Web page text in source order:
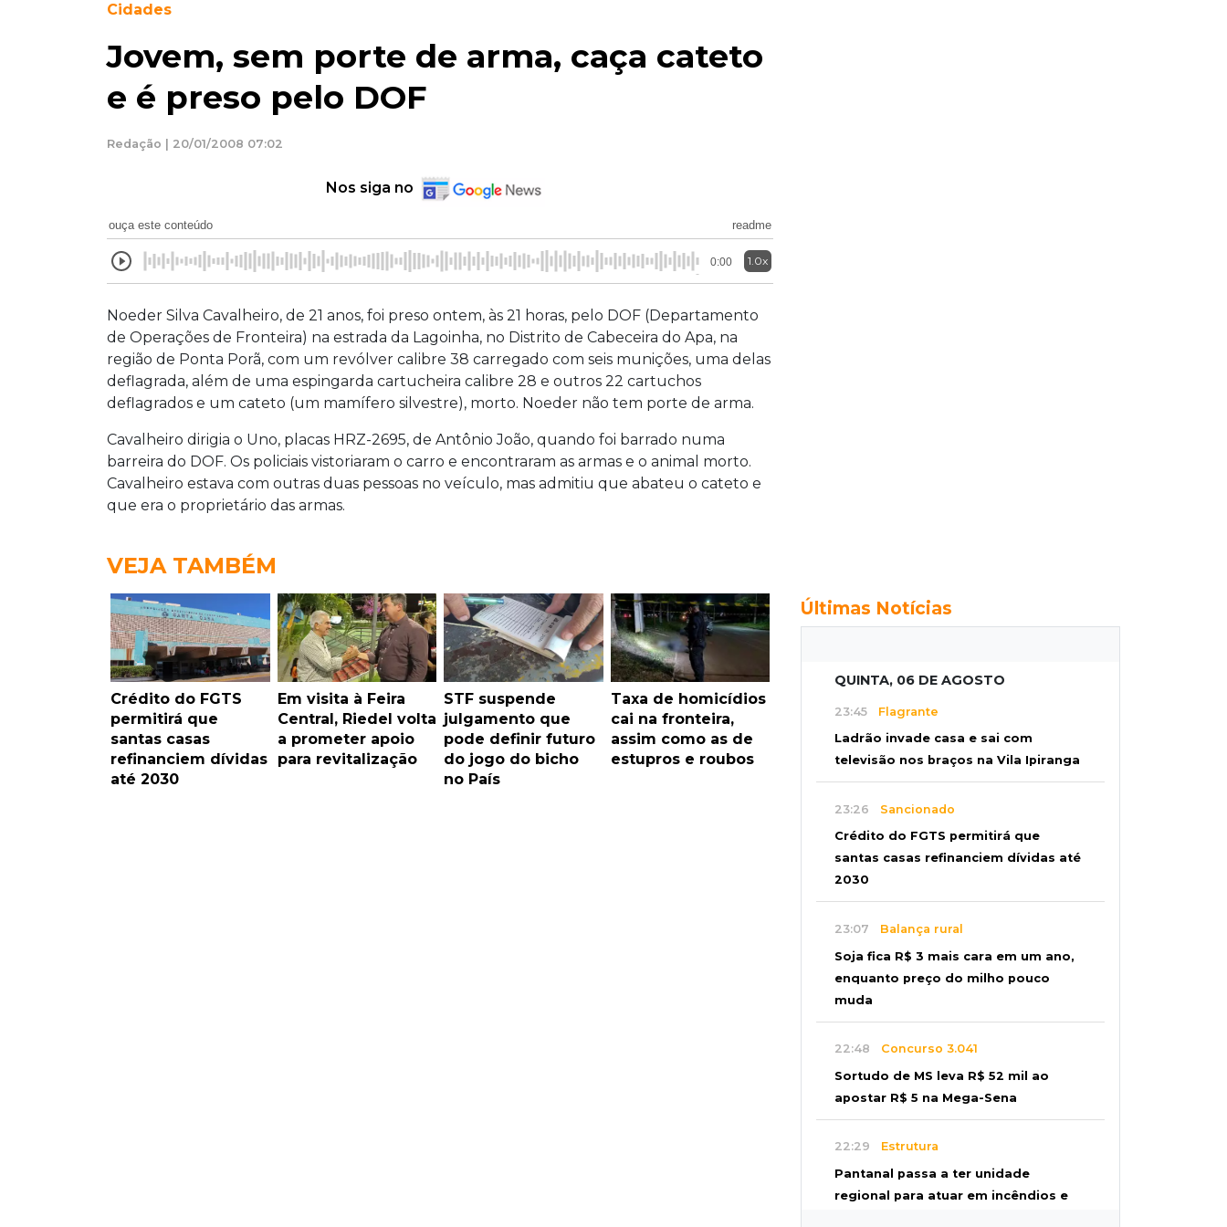
Cidades
Jovem, sem porte de arma, caça cateto
e é preso pelo DOF
Redação | 20/01/2008 07:02
Nos siga no
ouça este conteúdo readme
0:00 1.0x
Noeder Silva Cavalheiro, de 21 anos, foi preso ontem, às 21 horas, pelo DOF (Departamento
de Operações de Fronteira) na estrada da Lagoinha, no Distrito de Cabeceira do Apa, na
região de Ponta Porã, com um revólver calibre 38 carregado com seis munições, uma delas
deflagrada, além de uma espingarda cartucheira calibre 28 e outros 22 cartuchos
deflagrados e um cateto (um mamífero silvestre), morto. Noeder não tem porte de arma.
Cavalheiro dirigia o Uno, placas HRZ-2695, de Antônio João, quando foi barrado numa
barreira do DOF. Os policiais vistoriaram o carro e encontraram as armas e o animal morto.
Cavalheiro estava com outras duas pessoas no veículo, mas admitiu que abateu o cateto e
que era o proprietário das armas.
VEJA TAMBÉM
Crédito do FGTS
permitirá que
santas casas
refinanciem dívidas
até 2030
Em visita à Feira
Central, Riedel volta
a prometer apoio
para revitalização
STF suspende
julgamento que
pode definir futuro
do jogo do bicho
no País
Taxa de homicídios
cai na fronteira,
assim como as de
estupros e roubos
Últimas Notícias
QUINTA, 06 DE AGOSTO
23:45 Flagrante
Ladrão invade casa e sai com
televisão nos braços na Vila Ipiranga
23:26 Sancionado
Crédito do FGTS permitirá que
santas casas refinanciem dívidas até
2030
23:07 Balança rural
Soja fica R$ 3 mais cara em um ano,
enquanto preço do milho pouco
muda
22:48 Concurso 3.041
Sortudo de MS leva R$ 52 mil ao
apostar R$ 5 na Mega-Sena
22:29 Estrutura
Pantanal passa a ter unidade
regional para atuar em incêndios e